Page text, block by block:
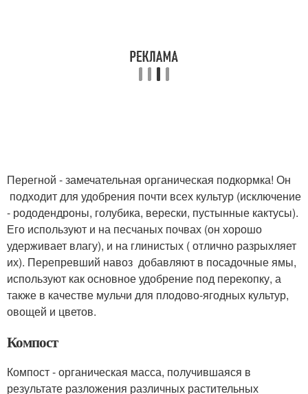
Перегной - замечательная органическая подкормка! Он
подходит для удобрения почти всех культур (исключение
- рододендроны, голубика, верески, пустынные кактусы).
Его используют и на песчаных почвах (он хорошо
удерживает влагу), и на глинистых ( отлично разрыхляет
их). Перепревший навоз добавляют в посадочные ямы,
используют как основное удобрение под перекопку, а
также в качестве мульчи для плодово-ягодных культур,
овощей и цветов.
Компост
Компост - органическая масса, получившаяся в
результате разложения различных растительных